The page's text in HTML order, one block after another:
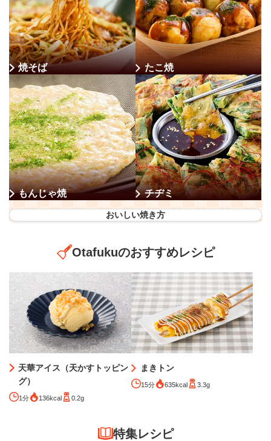
焼そば たこ焼
もんじゃ焼 チヂミ
おいしい焼き方
Otafukuのおすすめレシピ
天華アイス（天かすトッピン
グ）
1分 136kcal 0.2g
まきトン
15分 635kcal 3.3g
特集レシピ